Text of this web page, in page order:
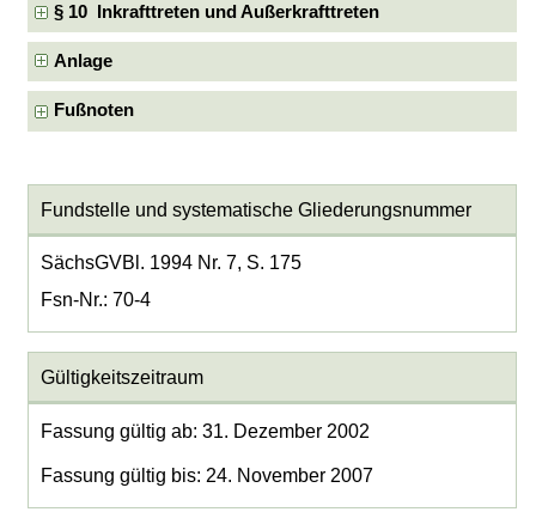
§ 10 Inkrafttreten und Außerkrafttreten
Anlage
Fußnoten
Fundstelle und systematische Gliederungsnummer
SächsGVBl. 1994 Nr. 7, S. 175
Fsn-Nr.: 70-4
Gültigkeitszeitraum
Fassung gültig ab: 31. Dezember 2002
Fassung gültig bis: 24. November 2007